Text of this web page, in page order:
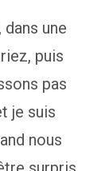
une
puis
pas
je suis
nous